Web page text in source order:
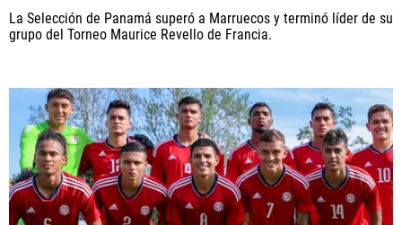
La Selección de Panamá superó a Marruecos y terminó líder de su
grupo del Torneo Maurice Revello de Francia.